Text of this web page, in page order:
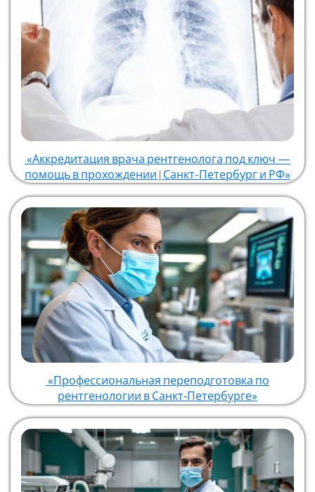
«Аккредитация врача рентгенолога под ключ —
помощь в прохождении | Санкт-Петербург и РФ»
«Профессиональная переподготовка по
рентгенологии в Санкт‑Петербурге»